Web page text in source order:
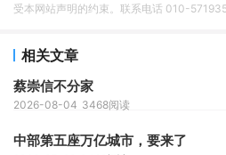
受本网站声明的约束。联系电话 010-
相关文章
蔡崇信不分家
2026-08-04 3468阅读
中部第五座万亿城市，要来了